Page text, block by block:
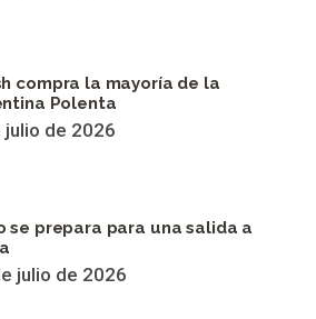
compra la mayoría de la
Polenta
julio de 2026
se prepara para una salida a
julio de 2026